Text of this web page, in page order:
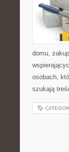
domu,
osobach,
szukają